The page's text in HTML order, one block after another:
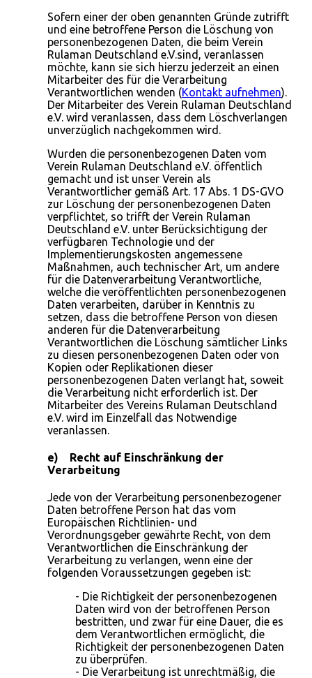
Sofern einer der oben genannten Gründe zutrifft
und eine betroffene Person die Löschung von
personenbezogenen Daten, die beim Verein
Rulaman Deutschland e.V.sind, veranlassen
möchte, kann sie sich hierzu jederzeit an einen
Mitarbeiter des für die Verarbeitung
Verantwortlichen wenden (Kontakt aufnehmen).
Der Mitarbeiter des Verein Rulaman Deutschland
e.V. wird veranlassen, dass dem Löschverlangen
unverzüglich nachgekommen wird.
Wurden die personenbezogenen Daten vom
Verein Rulaman Deutschland e.V. öffentlich
gemacht und ist unser Verein als
Verantwortlicher gemäß Art. 17 Abs. 1 DS-GVO
zur Löschung der personenbezogenen Daten
verpflichtet, so trifft der Verein Rulaman
Deutschland e.V. unter Berücksichtigung der
verfügbaren Technologie und der
Implementierungskosten angemessene
Maßnahmen, auch technischer Art, um andere
für die Datenverarbeitung Verantwortliche,
welche die veröffentlichten personenbezogenen
Daten verarbeiten, darüber in Kenntnis zu
setzen, dass die betroffene Person von diesen
anderen für die Datenverarbeitung
Verantwortlichen die Löschung sämtlicher Links
zu diesen personenbezogenen Daten oder von
Kopien oder Replikationen dieser
personenbezogenen Daten verlangt hat, soweit
die Verarbeitung nicht erforderlich ist. Der
Mitarbeiter des Vereins Rulaman Deutschland
e.V. wird im Einzelfall das Notwendige
veranlassen.
e) Recht auf Einschränkung der
Verarbeitung
Jede von der Verarbeitung personenbezogener
Daten betroffene Person hat das vom
Europäischen Richtlinien- und
Verordnungsgeber gewährte Recht, von dem
Verantwortlichen die Einschränkung der
Verarbeitung zu verlangen, wenn eine der
folgenden Voraussetzungen gegeben ist:
- Die Richtigkeit der personenbezogenen
Daten wird von der betroffenen Person
bestritten, und zwar für eine Dauer, die es
dem Verantwortlichen ermöglicht, die
Richtigkeit der personenbezogenen Daten
zu überprüfen.
- Die Verarbeitung ist unrechtmäßig, die